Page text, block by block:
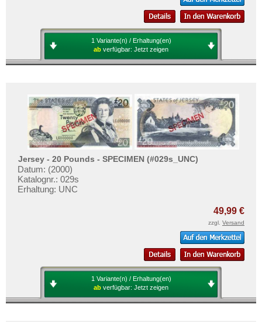
1 Variante(n) / Erhaltung(en)
ab verfügbar: Jetzt zeigen
Jersey - 20 Pounds - SPECIMEN (#029s_UNC)
Datum: (2000)
Katalognr.: 029s
Erhaltung: UNC
49,99 €
zzgl. Versand
1 Variante(n) / Erhaltung(en)
ab verfügbar: Jetzt zeigen